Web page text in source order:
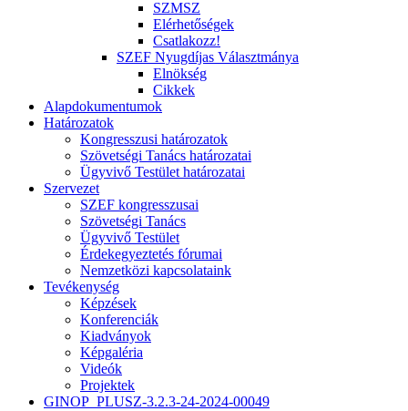
SZMSZ
Elérhetőségek
Csatlakozz!
SZEF Nyugdíjas Választmánya
Elnökség
Cikkek
Alapdokumentumok
Határozatok
Kongresszusi határozatok
Szövetségi Tanács határozatai
Ügyvivő Testület határozatai
Szervezet
SZEF kongresszusai
Szövetségi Tanács
Ügyvivő Testület
Érdekegyeztetés fórumai
Nemzetközi kapcsolataink
Tevékenység
Képzések
Konferenciák
Kiadványok
Képgaléria
Videók
Projektek
GINOP_PLUSZ-3.2.3-24-2024-00049